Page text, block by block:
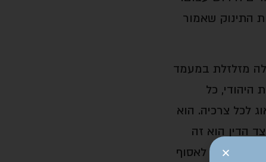
התינוק שאמור
מזלזלת במעמד
כל
לכל צרכיה. הוא
הדין הוא זה
צריך לאסוף